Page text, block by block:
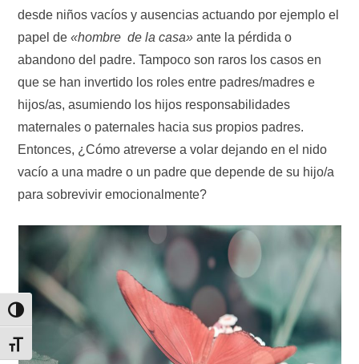
Alternar alto contraste
Alternar tamaño de letra
desde niños vacíos y ausencias actuando por ejemplo el
papel de«hombre de la casa» ante la pérdida o
abandono del padre. Tampoco son raros los casos en
que se han invertido los roles entre padres/madres e
hijos/as, asumiendo los hijos responsabilidades
maternales o paternales hacia sus propios padres.
Entonces, ¿Cómo atreverse a volar dejando en el nido
vacío a una madre o un padre que depende de su hijo/a
para sobrevivir emocionalmente?